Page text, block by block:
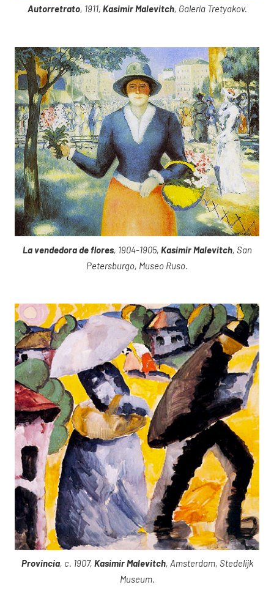
Autorretrato, 1911, Kasimir Malevitch, Galería Tretyakov.
La vendedora de flores, 1904-1905, Kasimir Malevitch, San
Petersburgo, Museo Ruso.
Provincia, c. 1907, Kasimir Malevitch, Amsterdam, Stedelijk
Museum.